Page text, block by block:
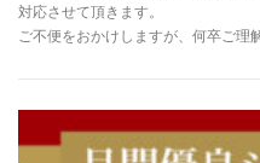
対応させて頂きます。
ご不便をおかけしますが、何卒ご理